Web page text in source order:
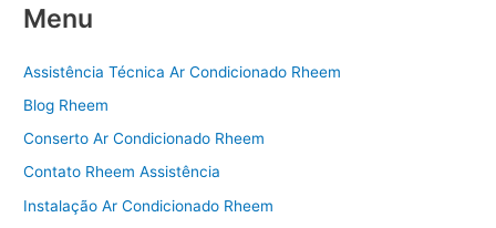
c
e
b
o
o
k
er e
Menu
Assistência Técnica Ar Condicionado Rheem
Blog Rheem
Conserto Ar Condicionado Rheem
Contato Rheem Assistência
Instalação Ar Condicionado Rheem